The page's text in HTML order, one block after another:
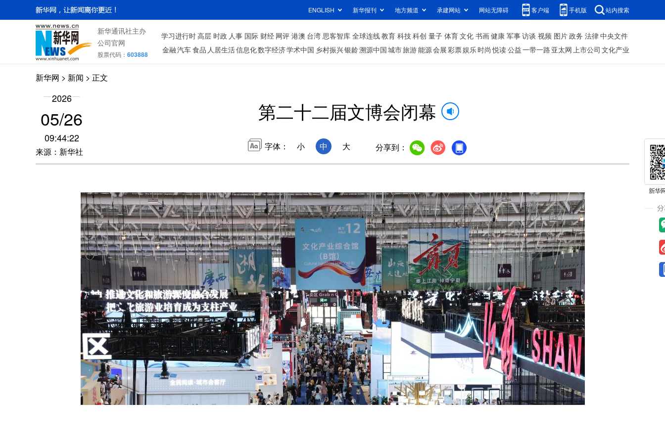
ENGLISH 新华报刊 地方频道 承建网站 网站无障碍 客户端 手机版 站内搜索
新华通讯社主办
公司官网
股票代码： 603888
学习进行时高层 时政 人事 国际 财经 网评 港澳 台湾 思客智库 全球连线教育 科技科创 量子 体育文化 书画健康 军事访谈 视频 图片政务 法律中央文件
金融汽车食品 人居生活信息化数字经济学术中国 乡村振兴银龄溯源中国城市旅游能源会展彩票娱乐时尚 悦读公益一带一路 亚太网上市公司 文化产业
新华网 > 新闻 > 正文
2026
05/26
09:44:22
来源：新华社
第二十二届文博会闭幕
字体： 小 中 大 分享到：